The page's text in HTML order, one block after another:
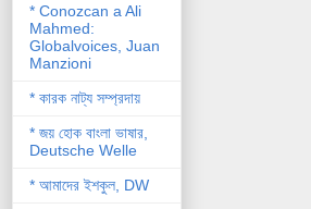
* Conozcan a Ali
Mahmed:
Globalvoices, Juan
Manzioni
* কারক নাট্য সম্প্রদায়
* জয় হোক বাংলা ভাষার,
Deutsche Welle
* আমাদের ইশকুল, DW